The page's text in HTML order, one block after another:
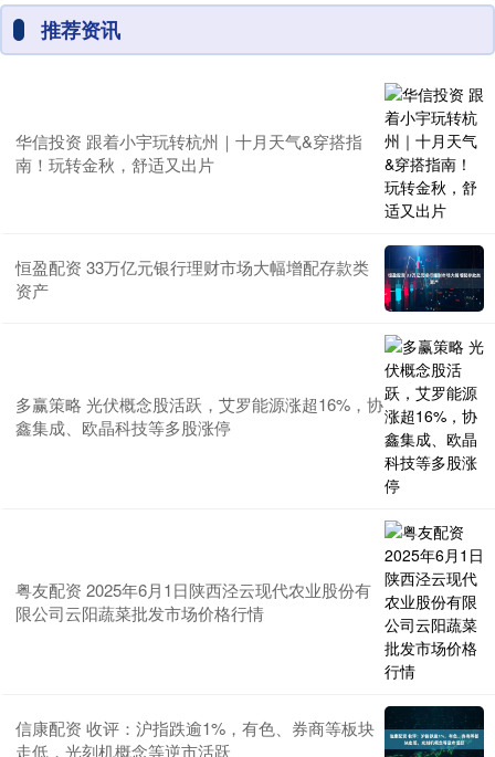
推荐资讯
华信投资 跟着小宇玩转杭州｜十月天气&穿搭指
南！玩转金秋，舒适又出片
恒盈配资 33万亿元银行理财市场大幅增配存款类
资产
多赢策略 光伏概念股活跃，艾罗能源涨超16%，协
鑫集成、欧晶科技等多股涨停
粤友配资 2025年6月1日陕西泾云现代农业股份有
限公司云阳蔬菜批发市场价格行情
信康配资 收评：沪指跌逾1%，有色、券商等板块
走低，光刻机概念等逆市活跃